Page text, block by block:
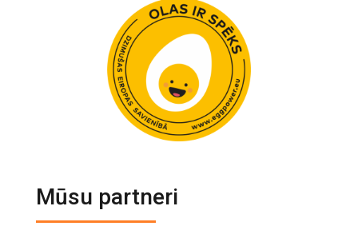
Mūsu partneri